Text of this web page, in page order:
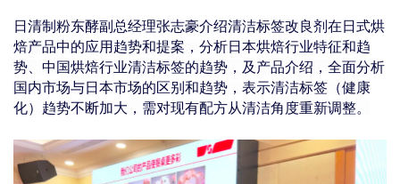
日 清制粉东酵副总经理张志豪介绍清洁标签改良剂在日式烘
焙产品中的应用趋势和提案，分析日本烘焙行业特征和趋
势、中国烘焙行业清洁标签的趋势，及产品介绍，全面分析
国内市场与日本市场的区别和趋势，表示清洁标签（健康
化）趋势不断加大，需对现有配方从清洁角度重新调整。